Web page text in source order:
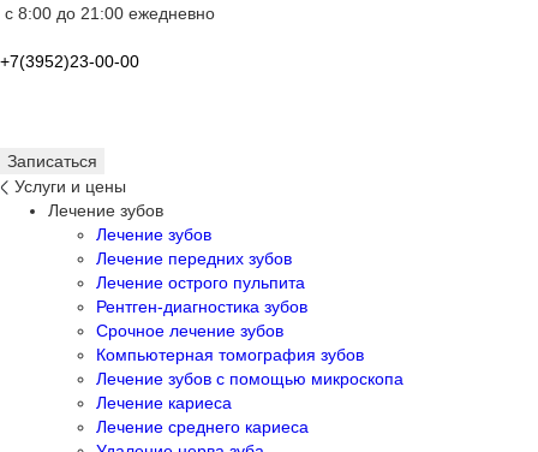
с 8:00 до 21:00 ежедневно
+7(3952)23-00-00
Записаться
Услуги и цены
Лечение зубов
Лечение зубов
Лечение передних зубов
Лечение острого пульпита
Рентген-диагностика зубов
Срочное лечение зубов
Компьютерная томография зубов
Лечение зубов с помощью микроскопа
Лечение кариеса
Лечение среднего кариеса